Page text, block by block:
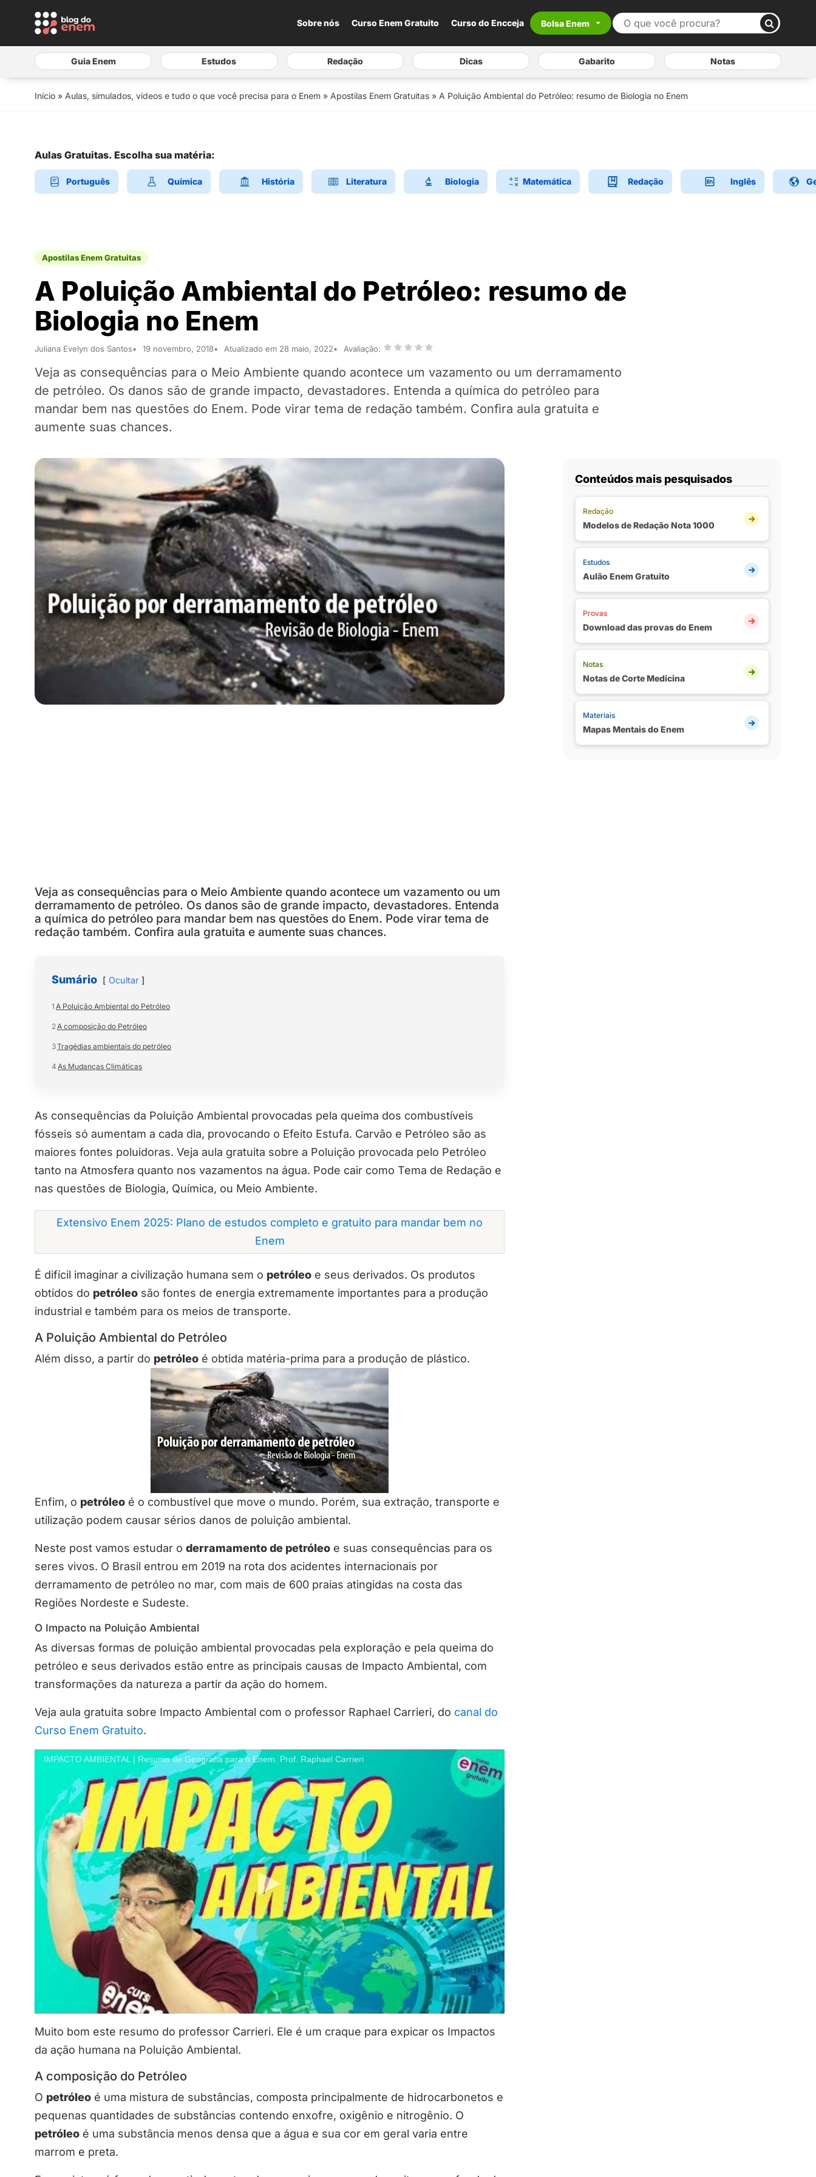
Sobre nós Curso Enem Gratuito Curso do Encceja Bolsa Enem
Guia Enem Estudos Redação Dicas Gabarito Notas
Início » Aulas, simulados, vídeos e tudo o que você precisa para o Enem » Apostilas Enem Gratuitas » A Poluição Ambiental do Petróleo: resumo de Biologia no Enem
Aulas Gratuitas. Escolha sua matéria:
Português Química História Literatura Biologia Matemática Redação Inglês
Apostilas Enem Gratuitas
A Poluição Ambiental do Petróleo: resumo de
Biologia no Enem
Juliana Evelyn dos Santos 19 novembro, 2018 Atualizado em 28 maio, 2022 Avaliação:
Veja as consequências para o Meio Ambiente quando acontece um vazamento ou um derramamento
de petróleo. Os danos são de grande impacto, devastadores. Entenda a química do petróleo para
mandar bem nas questões do Enem. Pode virar tema de redação também. Confira aula gratuita e
aumente suas chances.
Veja as consequências para o Meio Ambiente quando acontece um vazamento ou um
derramamento de petróleo. Os danos são de grande impacto, devastadores. Entenda
a química do petróleo para mandar bem nas questões do Enem. Pode virar tema de
redação também. Confira aula gratuita e aumente suas chances.
Sumário Ocultar
1 A Poluição Ambiental do Petróleo
2A composição do Petróleo
3Tragédias ambientais do petróleo
4 As Mudanças Climáticas
As consequências da Poluição Ambiental provocadas pela queima dos combustíveis
fósseis só aumentam a cada dia, provocando o Efeito Estufa. Carvão e Petróleo são as
maiores fontes poluidoras. Veja aula gratuita sobre a Poluição provocada pelo Petróleo
tanto na Atmosfera quanto nos vazamentos na água. Pode cair como Tema de Redação e
nas questões de Biologia, Química, ou Meio Ambiente.
Extensivo Enem 2025: Plano de estudos completo e gratuito para mandar bem no
Enem
É difícil imaginar a civilização humana sem o petróleo e seus derivados. Os produtos
obtidos do petróleo são fontes de energia extremamente importantes para a produção
industrial e também para os meios de transporte.
A Poluição Ambiental do Petróleo
Além disso, a partir do petróleo é obtida matéria-prima para a produção de plástico.
Enfim, o petróleo é o combustível que move o mundo. Porém, sua extração, transporte e
utilização podem causar sérios danos de poluição ambiental.
Neste post vamos estudar o derramamento de petróleo e suas consequências para os
seres vivos. O Brasil entrou em 2019 na rota dos acidentes internacionais por
derramamento de petróleo no mar, com mais de 600 praias atingidas na costa das
Regiões Nordeste e Sudeste.
O Impacto na Poluição Ambiental
As diversas formas de poluição ambiental provocadas pela exploração e pela queima do
petróleo e seus derivados estão entre as principais causas de Impacto Ambiental, com
transformações da natureza a partir da ação do homem.
Veja aula gratuita sobre Impacto Ambiental com o professor Raphael Carrieri, do canal do
Curso Enem Gratuito.
IMPACTO AMBIENTAL | Resumo de Geografia para o Enem. Prof. Raphael Carrieri
Muito bom este resumo do professor Carrieri. Ele é um craque para expicar os Impactos
da ação humana na Poluição Ambiental.
A composição do Petróleo
O petróleo é uma mistura de substâncias, composta principalmente de hidrocarbonetos e
pequenas quantidades de substâncias contendo enxofre, oxigênio e nitrogênio. O
petróleo é uma substância menos densa que a água e sua cor em geral varia entre
marrom e preta.
Conteúdos mais pesquisados
Redação
Modelos de Redação Nota 1000
Estudos
Aulão Enem Gratuito
Provas
Download das provas do Enem
Notas
Notas de Corte Medicina
Materiais
Mapas Mentais do Enem